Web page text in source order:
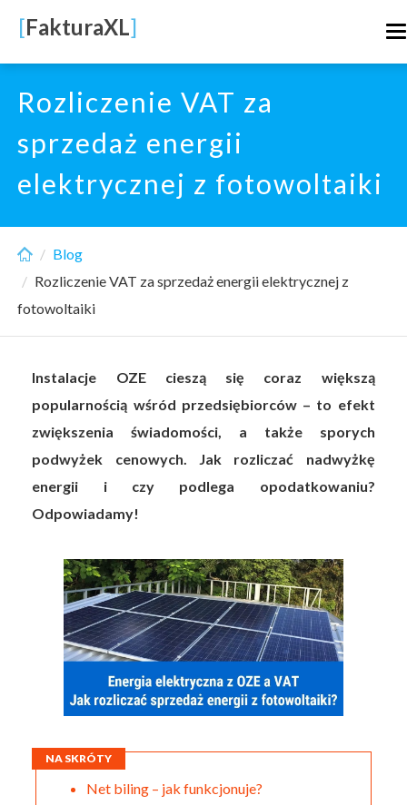
main
content
[FakturaXL]
Rozliczenie VAT za
sprzedaż energii
elektrycznej z fotowoltaiki
Blog
Rozliczenie VAT za sprzedaż energii elektrycznej z
fotowoltaiki
Instalacje OZE cieszą się coraz większą
popularnością wśród przedsiębiorców – to efekt
zwiększenia świadomości, a także sporych
podwyżek cenowych. Jak rozliczać nadwyżkę
energii i czy podlega opodatkowaniu?
Odpowiadamy!
NA SKRÓTY
Net biling – jak funkcjonuje?